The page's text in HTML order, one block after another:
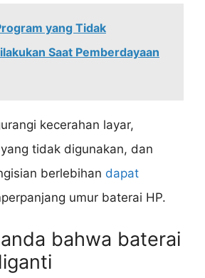
yang Tidak
Saat Pemberdayaan
kecerahan layar,
tidak digunakan, dan
berlebihan dapat
umur baterai HP.
bahwa baterai